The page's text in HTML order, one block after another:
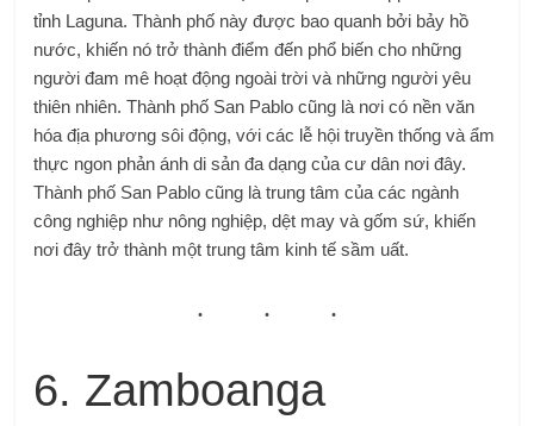
tỉnh Laguna. Thành phố này được bao quanh bởi bảy hồ
nước, khiến nó trở thành điểm đến phổ biến cho những
người đam mê hoạt động ngoài trời và những người yêu
thiên nhiên. Thành phố San Pablo cũng là nơi có nền văn
hóa địa phương sôi động, với các lễ hội truyền thống và ẩm
thực ngon phản ánh di sản đa dạng của cư dân nơi đây.
Thành phố San Pablo cũng là trung tâm của các ngành
công nghiệp như nông nghiệp, dệt may và gốm sứ, khiến
nơi đây trở thành một trung tâm kinh tế sầm uất.
6. Zamboanga